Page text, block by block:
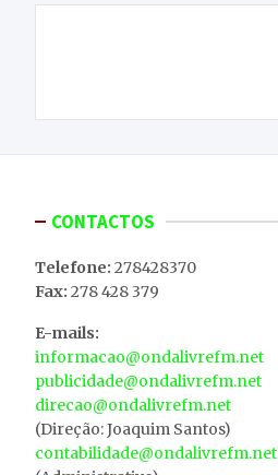
artigos
CONTACTOS
Telefone: 278428370
Fax: 278 428 379
E-mails:
informacao@ondalivrefm.net
publicidade@ondalivrefm.net
direcao@ondalivrefm.net
(Direção: Joaquim Santos)
contabilidade@ondalivrefm.net